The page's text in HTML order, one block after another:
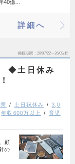
40億…
詳細へ
掲載期間 26/07/22～26/09/15
◆土日休み
土日祝休み
3,0
年収600万以上
育児
顧
の